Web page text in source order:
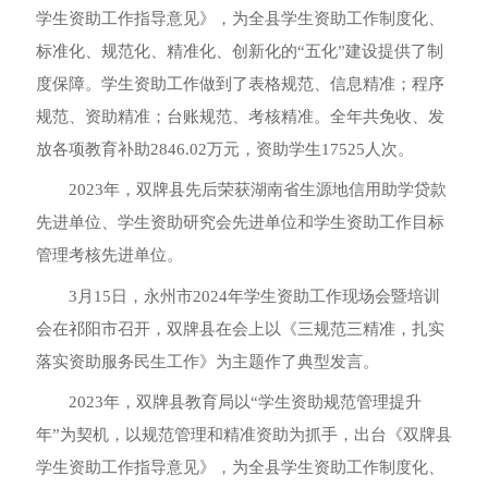
学生资助工作指导意见》，为全县学生资助工作制度化、
标准化、规范化、精准化、创新化的“五化”建设提供了制
度保障。学生资助工作做到了表格规范、信息精准；程序
规范、资助精准；台账规范、考核精准。全年共免收、发
放各项教育补助2846.02万元，资助学生17525人次。
2023年，双牌县先后荣获湖南省生源地信用助学贷款
先进单位、学生资助研究会先进单位和学生资助工作目标
管理考核先进单位。
3月15日，永州市2024年学生资助工作现场会暨培训
会在祁阳市召开，双牌县在会上以《三规范三精准，扎实
落实资助服务民生工作》为主题作了典型发言。
2023年，双牌县教育局以“学生资助规范管理提升
年”为契机，以规范管理和精准资助为抓手，出台《双牌县
学生资助工作指导意见》，为全县学生资助工作制度化、